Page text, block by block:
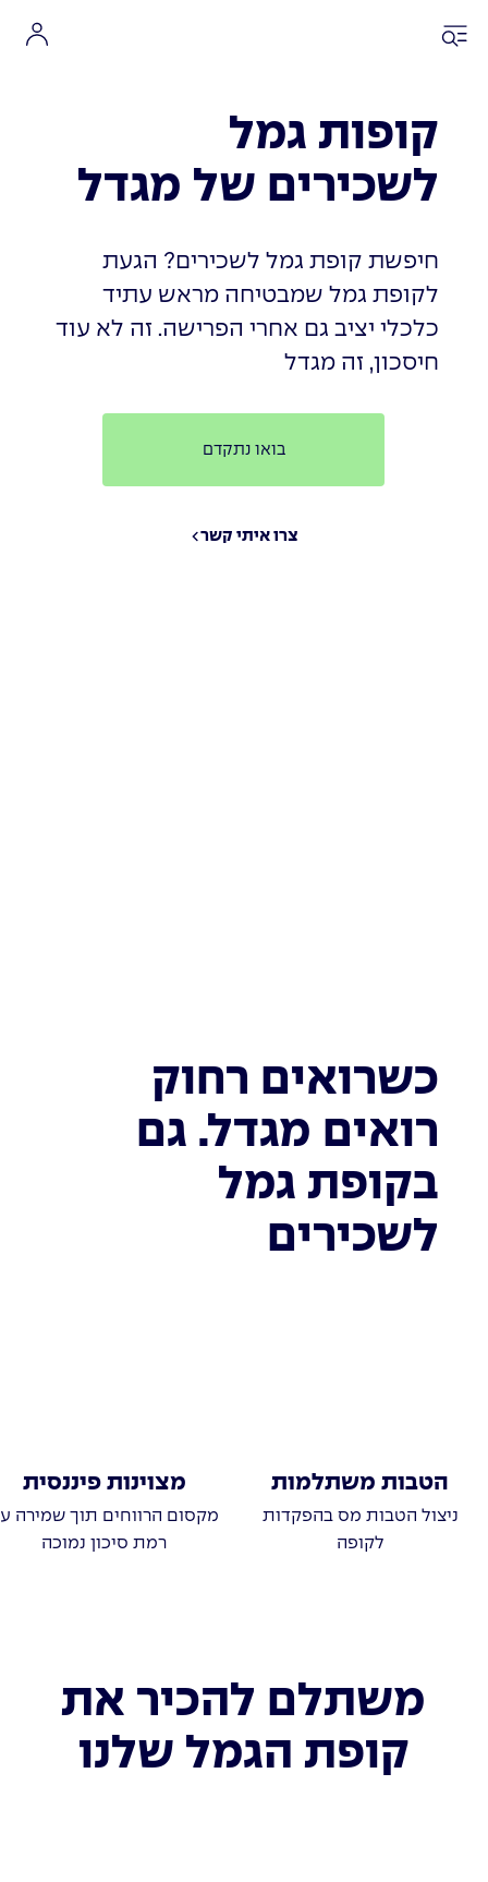
קופות גמל
לשכירים של מגדל
חיפשת קופת גמל לשכירים? הגעת
לקופת גמל שמבטיחה מראש עתיד
כלכלי יציב גם אחרי הפרישה. זה לא עוד
חיסכון, זה מגדל
בואו נתקדם
צרו איתי קשר
כשרואים רחוק
רואים מגדל. גם
בקופת גמל
לשכירים
הטבות משתלמות
ניצול הטבות מס בהפקדות
לקופה
מצוינות פיננסית
מקסום הרווחים תוך שמירה
רמת סיכון נמוכה
משתלם להכיר את
קופת הגמל שלנו